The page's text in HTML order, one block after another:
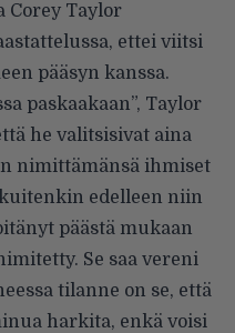
Corey Taylor
ettei viitsi
pääsyn kanssa.
paskaakaan”, Taylor
he valitsisivat aina
nimittämänsä ihmiset
edelleen niin
päästä mukaan
Se saa vereni
tilanne on se, että
harkita, enkä voisi